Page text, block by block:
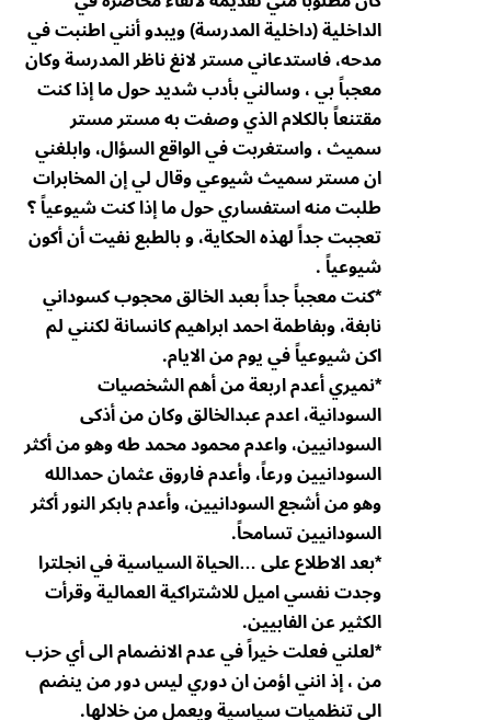
الداخلية (داخلية المدرسة) ويبدو أنني اطنبت في
مدحه، فاستدعاني مستر لانغ ناظر المدرسة وكان
معجباً بي ، وسالني بأدب شديد حول ما إذا كنت
مقتنعاً بالكلام الذي وصفت به مستر مستر
سميث ، واستغربت في الواقع السؤال، وابلغني
ان مستر سميث شيوعي وقال لي إن المخابرات
طلبت منه استفساري حول ما إذا كنت شيوعياً ؟
تعجبت جداً لهذه الحكاية، و بالطبع نفيت أن أكون
شيوعياً .
*كنت معجباً جداً بعبد الخالق محجوب كسوداني
نابغة، وبفاطمة احمد ابراهيم كانسانة لكنني لم
اكن شيوعياً في يوم من الايام.
*نميري أعدم اربعة من أهم الشخصيات
السودانية، اعدم عبدالخالق وكان من أذكى
السودانيين، واعدم محمود محمد طه وهو من أكثر
السودانيين ورعاً، وأعدم فاروق عثمان حمدالله
وهو من أشجع السودانيين، وأعدم بابكر النور أكثر
السودانيين تسامحاً.
*بعد الاطلاع على …الحياة السياسية في انجلترا
وجدت نفسي اميل للاشتراكية العمالية وقرأت
الكثير عن الفابيين.
*لعلني فعلت خيراً في عدم الانضمام الى أي حزب
من ، إذ انني اؤمن ان دوري ليس دور من ينضم
الى تنظميات سياسية ويعمل من خلالها.